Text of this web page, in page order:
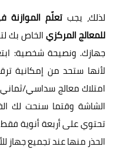
لذلك، يجبتعلّم الموازنة
للمعالج المركزيالخاص بك
جهازك. ونصيحة شخصية:
لأنها ستحد من إمكانية
امتلاك معالج سداسي/ثماني
الشاشة وقتما سنحت لك
تحتوي على أربعة أنوية
الحذر منها عند تجميع جهاز